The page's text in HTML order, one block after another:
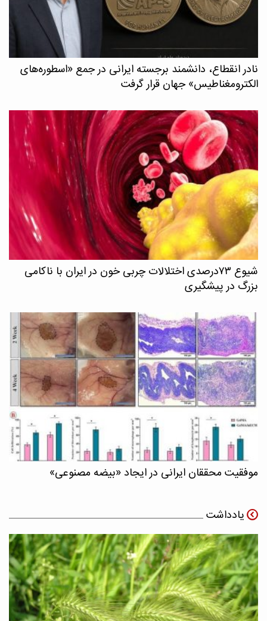
نادر انقطاع، دانشمند برجسته ایرانی در جمع «اسطوره‌های
الکترومغناطیس» جهان قرار گرفت
شیوع ۷۳درصدی اختلالات چربی خون در ایران با ناکامی
بزرگ در پیشگیری
موفقیت محققان ایرانی در ایجاد «بیضه مصنوعی»
یادداشت